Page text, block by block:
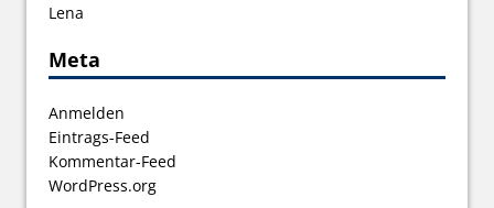
Lena
Meta
Anmelden
Eintrags-Feed
Kommentar-Feed
WordPress.org